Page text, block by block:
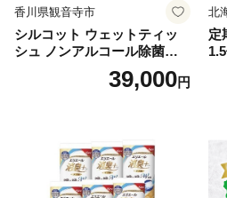
香川県観音寺市
シルコット ウェットティッ
シュ ノンアルコール除菌詰
替（43枚×3P）×24袋 日用品
おもちゃ 拭き取り 手拭き 外
39,000円
北
定